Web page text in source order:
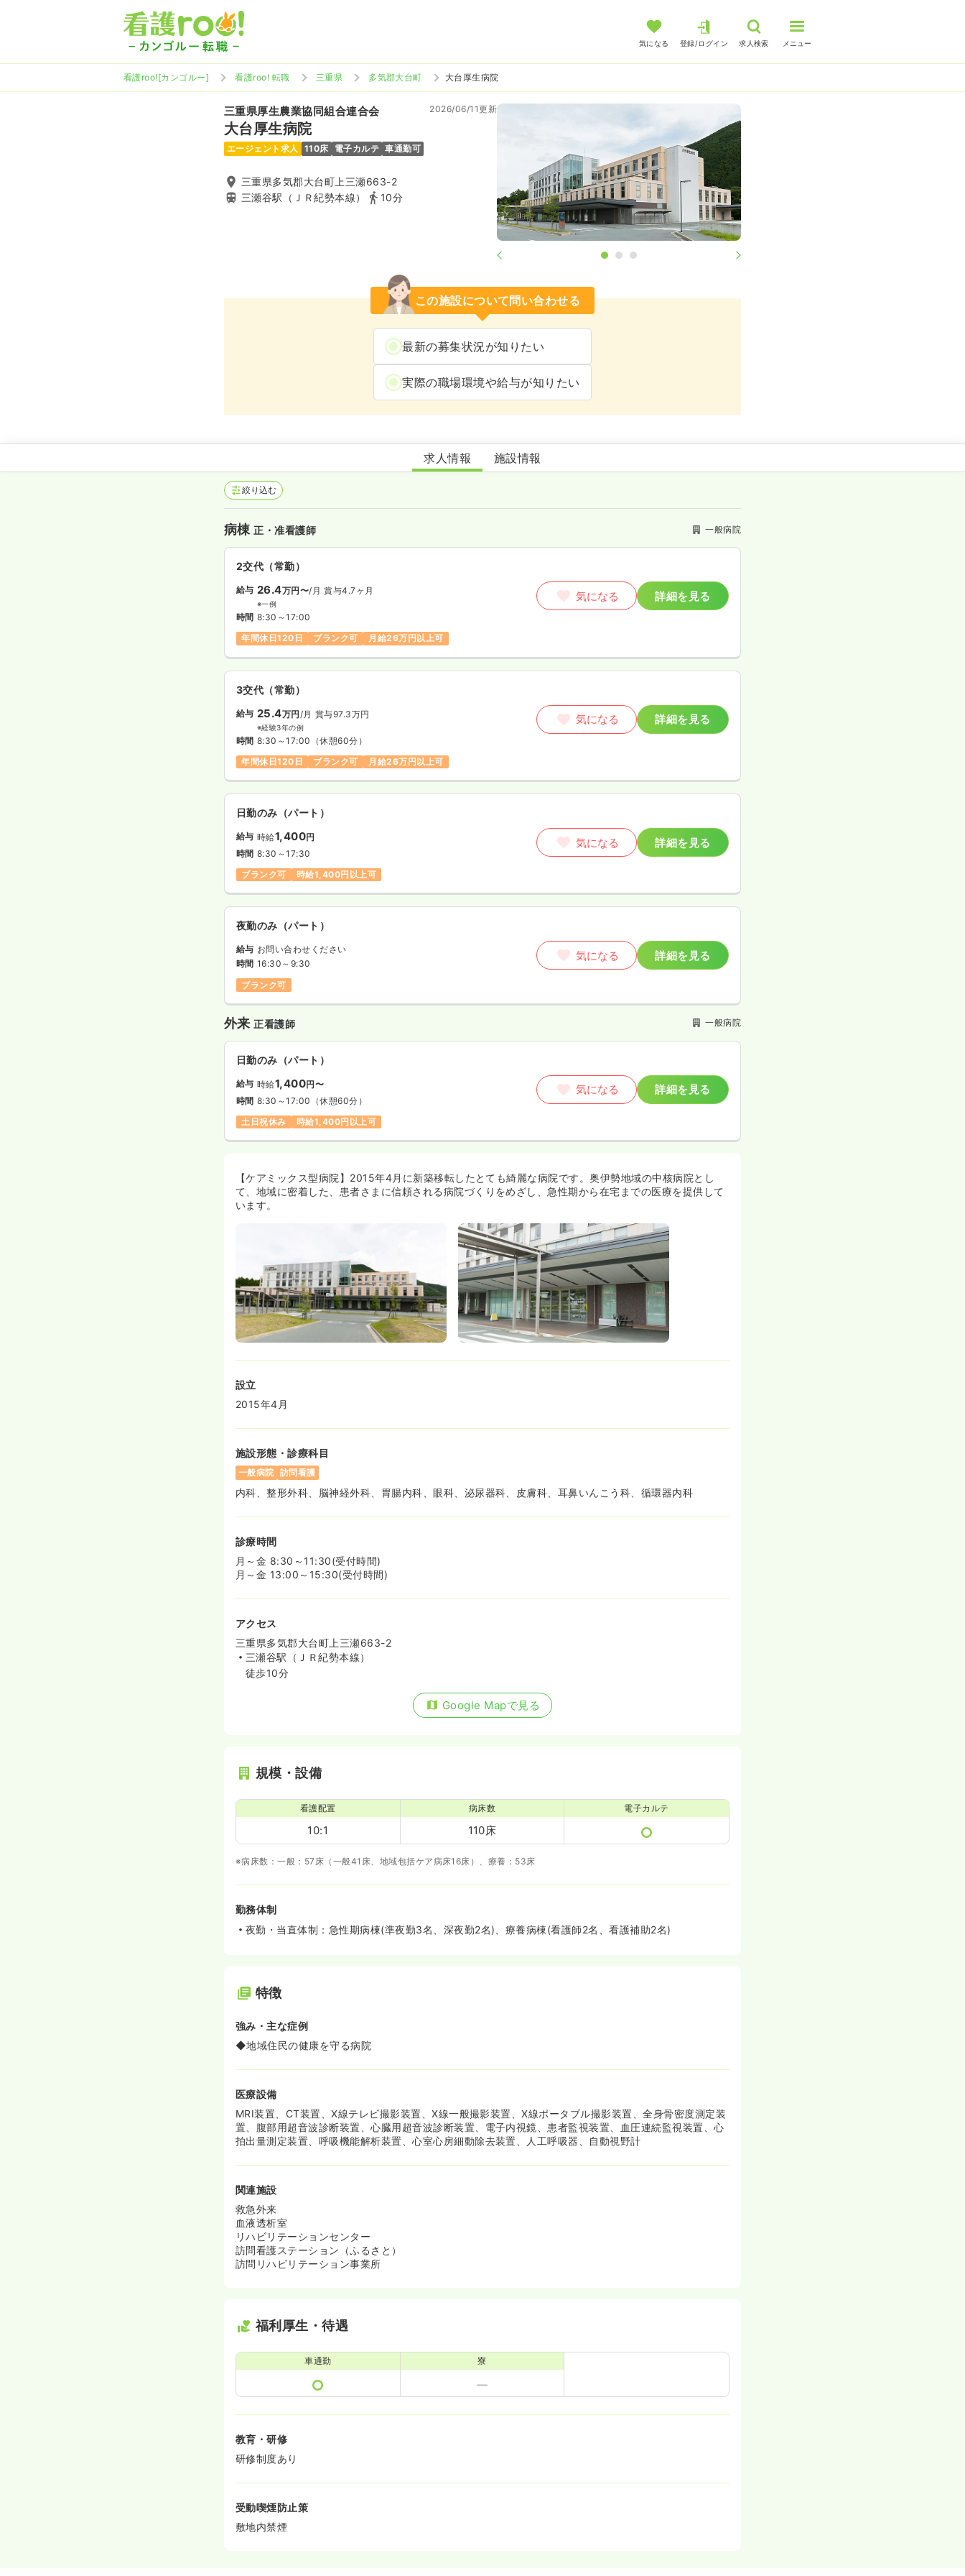
気になる 登録/ログイン 求人検索 メニュー
看護roo![カンゴルー] 看護roo! 転職 三重県 多気郡大台町 大台厚生病院
三重県厚生農業協同組合連合会
大台厚生病院
2026/06/11更新
エージェント求人 110床 電子カルテ 車通勤可
三重県多気郡大台町上三瀬663-2
三瀬谷駅（ＪＲ紀勢本線）
10分
この施設について問い合わせる
最新の募集状況が知りたい
実際の職場環境や給与が知りたい
大台厚生病院
求人情報 施設情報
絞り込む
病棟正・准看護師 一般病院
2交代（常勤）
給与 26.4万円〜/月 賞与4.7ヶ月
※一例
時間 8:30～17:00
年間休日120日
ブランク可 月給26万円以上可
気になる 詳細を見る
3交代（常勤）
給与 25.4万円 /月 賞与97.3万円
※経験3年の例
時間 8:30～17:00 （休憩60分）
年間休日120日
ブランク可 月給26万円以上可
気になる 詳細を見る
日勤のみ（パート）
給与 時給1,400円
時間 8:30～17:30
ブランク可
時給1,400円以上可
気になる 詳細を見る
夜勤のみ（パート）
給与 お問い合わせください
時間 16:30～9:30
ブランク可
気になる 詳細を見る
外来正看護師 一般病院
日勤のみ（パート）
給与 時給1,400円〜
時間 8:30～17:00 （休憩60分）
土日祝休み
時給1,400円以上可
気になる 詳細を見る
【ケアミックス型病院】2015年4月に新築移転したとても綺麗な病院です。奥伊勢地域の中核病院とし
て、地域に密着した、患者さまに信頼される病院づくりをめざし、急性期から在宅までの医療を提供して
います。
設立
2015年4月
施設形態・診療科目
一般病院 訪問看護
内科、整形外科、脳神経外科、胃腸内科、眼科、泌尿器科、皮膚科、耳鼻いんこう科、循環器内科
診療時間
月～金 8:30～11:30(受付時間)
月～金 13:00～15:30(受付時間)
アクセス
三重県多気郡大台町上三瀬663-2
三瀬谷駅（ＪＲ紀勢本線）
徒歩10分
Google Mapで見る
規模・設備
看護配置
10:1
病床数
110床
電子カルテ
※病床数：一般：57床（一般41床、地域包括ケア病床16床）、療養：53床
勤務体制
夜勤・当直体制：急性期病棟(準夜勤3名、深夜勤2名)、療養病棟(看護師2名、看護補助2名)
特徴
強み・主な症例
◆地域住民の健康を守る病院
医療設備
MRI装置、CT装置、X線テレビ撮影装置、X線一般撮影装置、X線ポータブル撮影装置、全身骨密度測定装
置、腹部用超音波診断装置、心臓用超音波診断装置、電子内視鏡、患者監視装置、血圧連続監視装置、心
拍出量測定装置、呼吸機能解析装置、心室心房細動除去装置、人工呼吸器、自動視野計
関連施設
救急外来
血液透析室
リハビリテーションセンター
訪問看護ステーション（ふるさと）
訪問リハビリテーション事業所
福利厚生・待遇
車通勤 寮
教育・研修
研修制度あり
受動喫煙防止策
敷地内禁煙